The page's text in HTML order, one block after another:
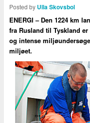
Posted by Ulla Skovsbol
ENERGI – Den 1224 km
fra Rusland til Tyskland
og intense
miljøet.